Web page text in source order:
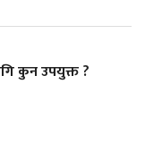
कुन उपयुक्त ?